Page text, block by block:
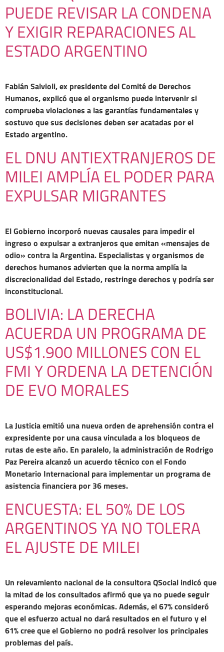
PUEDE REVISAR LA CONDENA
Y EXIGIR REPARACIONES AL
ESTADO ARGENTINO
Fabián Salvioli, ex presidente del Comité de Derechos
Humanos, explicó que el organismo puede intervenir si
comprueba violaciones a las garantías fundamentales y
sostuvo que sus decisiones deben ser acatadas por el
Estado argentino.
EL DNU ANTIEXTRANJEROS DE
MILEI AMPLÍA EL PODER PARA
EXPULSAR MIGRANTES
El Gobierno incorporó nuevas causales para impedir el
ingreso o expulsar a extranjeros que emitan «mensajes de
odio» contra la Argentina. Especialistas y organismos de
derechos humanos advierten que la norma amplía la
discrecionalidad del Estado, restringe derechos y podría ser
inconstitucional.
BOLIVIA: LA DERECHA
ACUERDA UN PROGRAMA DE
US$1.900 MILLONES CON EL
FMI Y ORDENA LA DETENCIÓN
DE EVO MORALES
La Justicia emitió una nueva orden de aprehensión contra el
expresidente por una causa vinculada a los bloqueos de
rutas de este año. En paralelo, la administración de Rodrigo
Paz Pereira alcanzó un acuerdo técnico con el Fondo
Monetario Internacional para implementar un programa de
asistencia financiera por 36 meses.
ENCUESTA: EL 50% DE LOS
ARGENTINOS YA NO TOLERA
EL AJUSTE DE MILEI
Un relevamiento nacional de la consultora QSocial indicó que
la mitad de los consultados afirmó que ya no puede seguir
esperando mejoras económicas. Además, el 67% consideró
que el esfuerzo actual no dará resultados en el futuro y el
61% cree que el Gobierno no podrá resolver los principales
problemas del país.